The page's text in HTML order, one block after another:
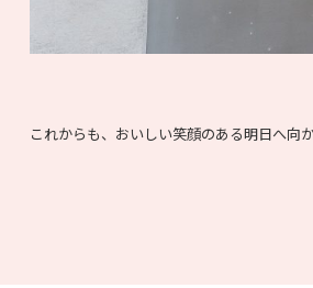
これからも、おいしい笑顔のある明日へ向